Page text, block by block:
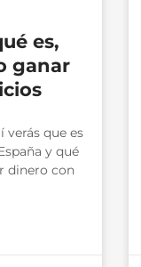
es,
ganar
verás que es
y qué
dinero con